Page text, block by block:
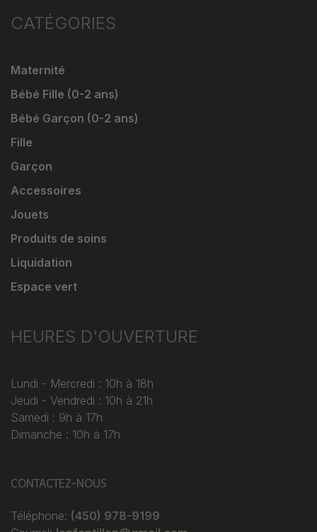
CATÉGORIES
Maternité
Bébé Fille (0-2 ans)
Bébé Garçon (0-2 ans)
Fille
Garçon
Accessoires
Jouets
Produits de soins
Liquidation
Espace vert
HEURES D'OUVERTURE
Lundi - Mercredi : 10h à 18h
Jeudi - Vendredi : 10h à 21h
Samedi : 9h à 17h
Dimanche : 10h à 17h
CONTACTEZ-NOUS
Téléphone: (450) 978-9199